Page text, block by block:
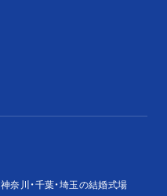
神奈川・千葉・埼玉の結婚式場